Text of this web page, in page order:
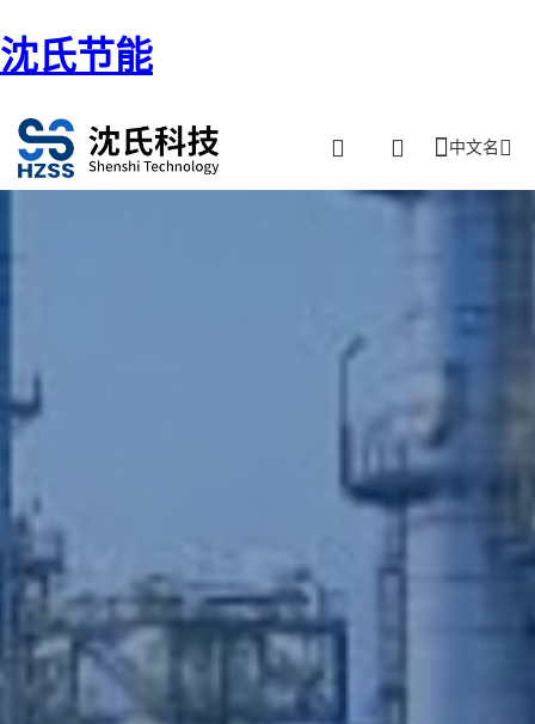
沈氏节能
中文名